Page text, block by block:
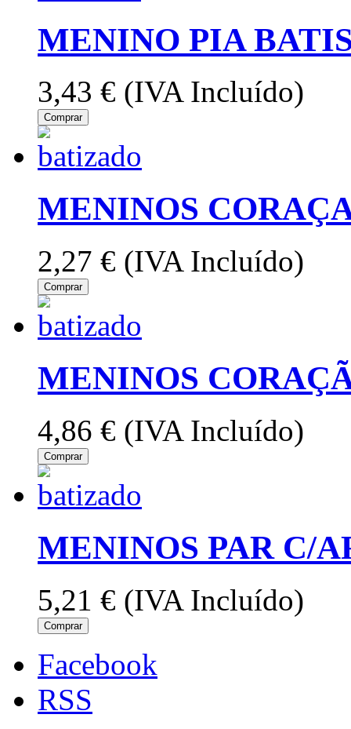
MENINO PIA
3,43 € (IVA Incluído)
Comprar
MENINOS
2,27 € (IVA Incluído)
Comprar
MENINOS
4,86 € (IVA Incluído)
Comprar
MENINOS PAR C/
5,21 € (IVA Incluído)
Comprar
Facebook
RSS